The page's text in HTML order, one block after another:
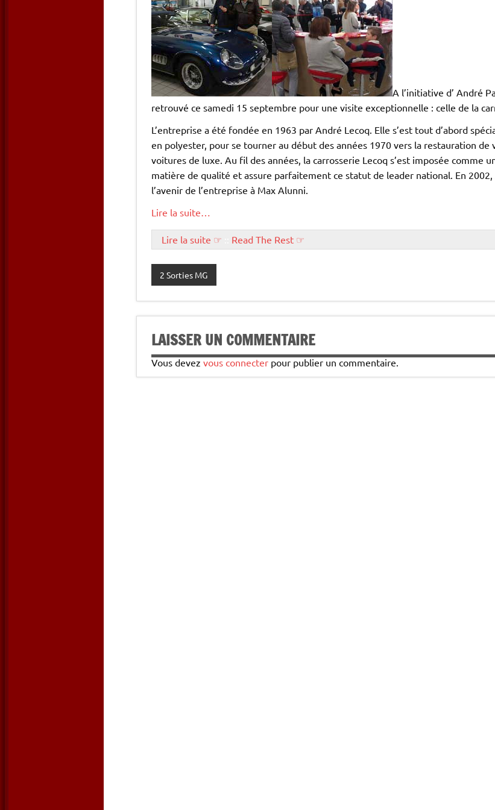
A l’initiative d’ André
retrouvé ce samedi 15 septembre pour une visite exceptionnelle : celle de la
L’entreprise a été fondée en 1963 par André Lecoq. Elle s’est tout d’abord
en polyester, pour se tourner au début des années 1970 vers la restauration de
voitures de luxe. Au fil des années, la carrosserie Lecoq s’est imposée comme
matière de qualité et assure parfaitement ce statut de leader national. En
l’avenir de l’entreprise à Max Alunni.
Lire la suite…
Lire la suite ☞ Read The Rest ☞
2 Sorties MG
LAISSER UN COMMENTAIRE
Vous devez vous connecter pour publier un commentaire.